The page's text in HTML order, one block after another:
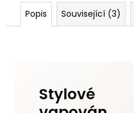
Popis Související (3)
Stylové